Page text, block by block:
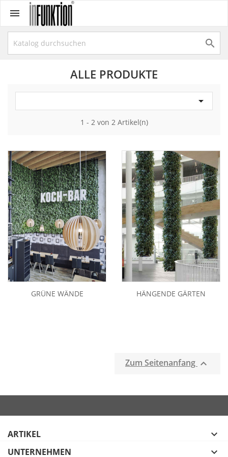


ALLE PRODUKTE

1 - 2 von 2 Artikel(n)
GRÜNE WÄNDE HÄNGENDE GÄRTEN
Zum Seitenanfang 
ARTIKEL 
UNTERNEHMEN 